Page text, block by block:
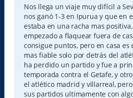
s
a
j
e
Nos llega un viaje muy difícil a
nos ganó 1-3 en Ipurua y que en
estaba en una racha mas
empezado a flaquear fuera de
consigue puntos, pero en casa
mas fiable solo por detrás del
ha perdido un partido y fue a
temporada contra el Getafe, y
el atlético madrid y villarreal,
sus partidos ultimamente con